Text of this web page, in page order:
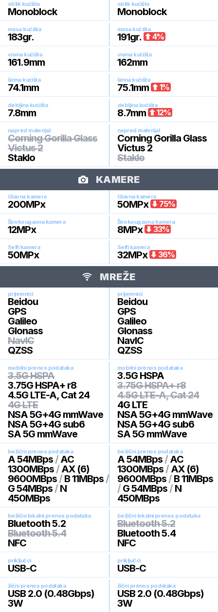
oblik kućišta
Monoblock
oblik kućišta
Monoblock
masa kućišta
183gr.
masa kućišta
191gr. 4%
visina kućišta
161.9mm
visina kućišta
162mm
širina kućišta
74.1mm
širina kućišta
75.1mm 1%
debljina kućišta
7.8mm
debljina kućišta
8.7mm 12%
napred materijal
Corning Gorilla Glass
Victus 2
Staklo
napred materijal
Corning Gorilla Glass
Victus 2
Staklo
KAMERE
Glavna kamera
200MPx
Glavna kamera
50MPx 75%
Širokougaona kamera
12MPx
Širokougaona kamera
8MPx 33%
Selfi kamera
50MPx
Selfi kamera
32MPx 36%
MREŽE
prijemnici
Beidou
GPS
Galileo
Glonass
NavIC
QZSS
prijemnici
Beidou
GPS
Galileo
Glonass
NavIC
QZSS
mobilni prenos podataka
3.5G HSPA
3.75G HSPA+ r8
4.5G LTE-A, Cat 24
4G LTE
NSA 5G+4G mmWave
NSA 5G+4G sub6
SA 5G mmWave
mobilni prenos podataka
3.5G HSPA
3.75G HSPA+ r8
4.5G LTE-A, Cat 24
4G LTE
NSA 5G+4G mmWave
NSA 5G+4G sub6
SA 5G mmWave
bežični prenos podataka
A 54MBps / AC
1300MBps / AX (6)
9600MBps / B 11MBps /
G 54MBps / N
450MBps
bežični prenos podataka
A 54MBps / AC
1300MBps / AX (6)
9600MBps / B 11MBps
/ G 54MBps / N
450MBps
bežični lokalni prenos podataka
Bluetooth 5.2
Bluetooth 5.4
NFC
bežični lokalni prenos podataka
Bluetooth 5.2
Bluetooth 5.4
NFC
priključci
USB-C
priključci
USB-C
žični prenos podataka
USB 2.0 (0.48Gbps)
3W
žični prenos podataka
USB 2.0 (0.48Gbps)
3W